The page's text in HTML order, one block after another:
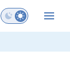
Preklopi barvni